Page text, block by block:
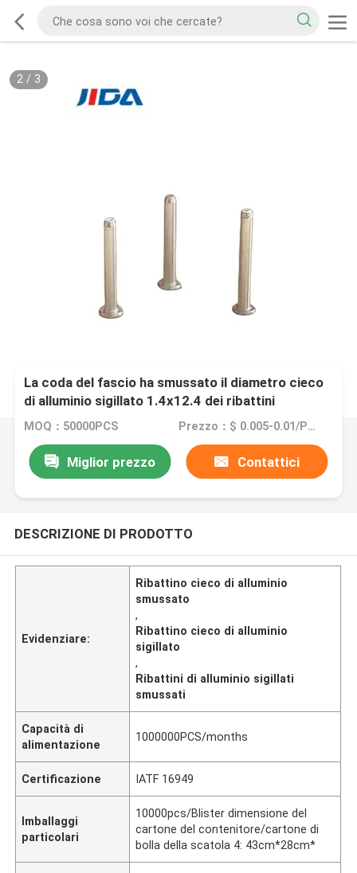
2/ 3
La coda del fascio ha smussato il diametro cieco
di alluminio sigillato 1.4x12.4 dei ribattini
MOQ：50000PCS Prezzo：$ 0.005-0.01/PCS
Miglior prezzo Contattici
DESCRIZIONE DI PRODOTTO
Evidenziare:
Ribattino cieco di alluminio
smussato
,
Ribattino cieco di alluminio
sigillato
,
Ribattini di alluminio sigillati
smussati
Capacità di
alimentazione
1000000PCS/months
Certificazione IATF 16949
Imballaggi
particolari
10000pcs/Blister dimensione del
cartone del contenitore/cartone di
bolla della scatola 4: 43cm*28cm*